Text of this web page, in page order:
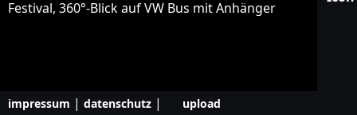
impressum | datenschutz | upload